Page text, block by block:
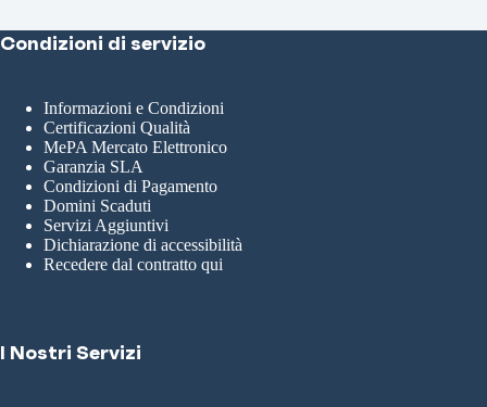
Condizioni di servizio
Informazioni e Condizioni
Certificazioni Qualità
MePA Mercato Elettronico
Garanzia SLA
Condizioni di Pagamento
Domini Scaduti
Servizi Aggiuntivi
Dichiarazione di accessibilità
Recedere dal contratto qui
I Nostri Servizi